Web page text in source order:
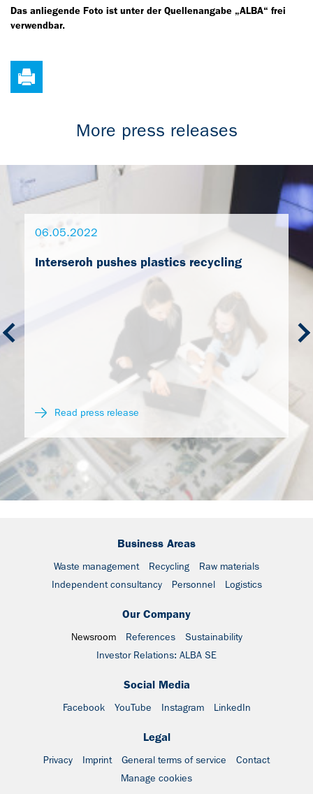
Das anliegende Foto ist unter der Quellenangabe „ALBA“ frei
verwendbar.
More press releases
06.05.2022
Interseroh pushes plastics recycling
Read press release
Business Areas
Waste management Recycling
Raw materials
Independent consultancy
Personnel Logistics
Our Company
Newsroom References
Sustainability
Investor Relations: ALBA SE
Social Media
Facebook YouTube Instagram LinkedIn
Legal
Privacy Imprint General terms of service
Contact
Manage cookies